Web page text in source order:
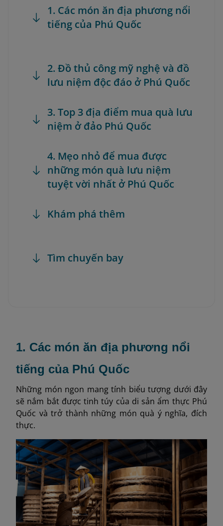
1. Các món ăn địa phương nổi
tiếng của Phú Quốc
2. Đồ thủ công mỹ nghệ và đồ
lưu niệm độc đáo ở Phú Quốc
3. Top 3 địa điểm mua quà lưu
niệm ở đảo Phú Quốc
4. Mẹo nhỏ để mua được
những món quà lưu niệm
tuyệt vời nhất ở Phú Quốc
Khám phá thêm
Tìm chuyến bay
1. Các món ăn địa phương nổi
tiếng của Phú Quốc
Những món ngon mang tính biểu tượng dưới đây
sẽ nắm bắt được tinh túy của di sản ẩm thực Phú
Quốc và trở thành những món quà ý nghĩa, đích
thực.